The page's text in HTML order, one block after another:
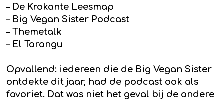
– De Krokante Leesmap
– Big Vegan Sister Podcast
– Themetalk
– El Tarangu
Opvallend: iedereen die de Big Vegan Sister
ontdekte dit jaar, had de podcast ook als
favoriet. Dat was niet het geval bij de andere